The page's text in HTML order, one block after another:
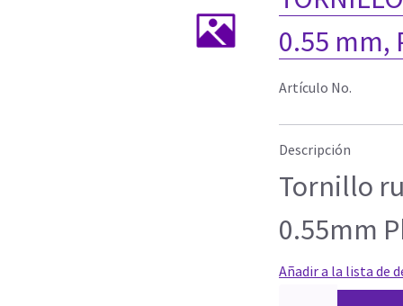
0.55 mm,
Artículo No.
Descripción
Tornillo
0.55mm
Añadir a la lista de